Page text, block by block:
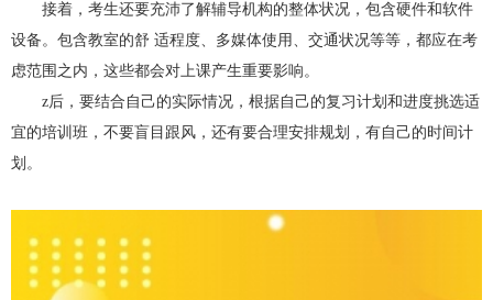
接着，考生还要充沛了解辅导机构的整体状况，包含硬件和软件
设备。包含教室的舒 适程度、多媒体使用、交通状况等等，都应在考
虑范围之内，这些都会对上课产生重要影响。
z后，要结合自己的实际情况，根据自己的复习计划和进度挑选适
宜的培训班，不要盲目跟风，还有要合理安排规划，有自己的时间计
划。